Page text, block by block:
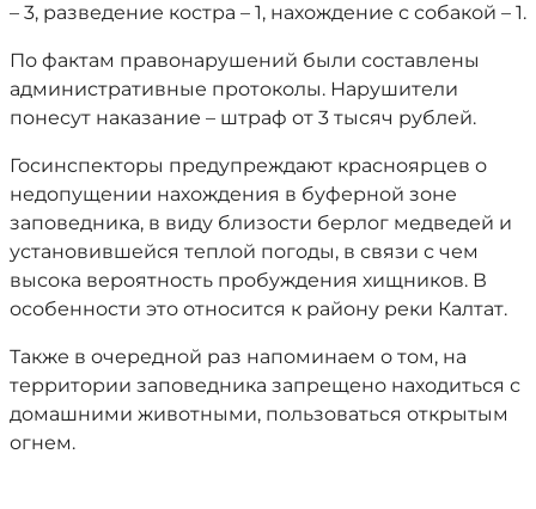
– 3, разведение костра – 1, нахождение с собакой – 1.
По фактам правонарушений были составлены
административные протоколы. Нарушители
понесут наказание – штраф от 3 тысяч рублей.
Госинспекторы предупреждают красноярцев о
недопущении нахождения в буферной зоне
заповедника, в виду близости берлог медведей и
установившейся теплой погоды, в связи с чем
высока вероятность пробуждения хищников. В
особенности это относится к району реки Калтат.
Также в очередной раз напоминаем о том, на
территории заповедника запрещено находиться с
домашними животными, пользоваться открытым
огнем.